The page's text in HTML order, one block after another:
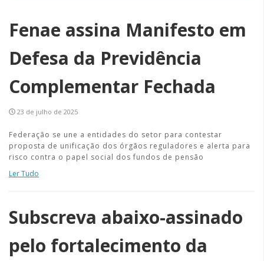
Fenae assina Manifesto em
Defesa da Previdência
Complementar Fechada
23 de julho de 2025
Federação se une a entidades do setor para contestar
proposta de unificação dos órgãos reguladores e alerta para
risco contra o papel social dos fundos de pensão
Ler Tudo
Subscreva abaixo-assinado
pelo fortalecimento da